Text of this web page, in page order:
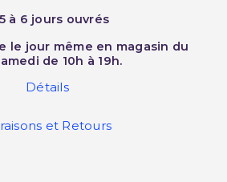
à 6 jours ouvrés
le jour même en magasin du
de 10h à 19h.
Détails
et Retours